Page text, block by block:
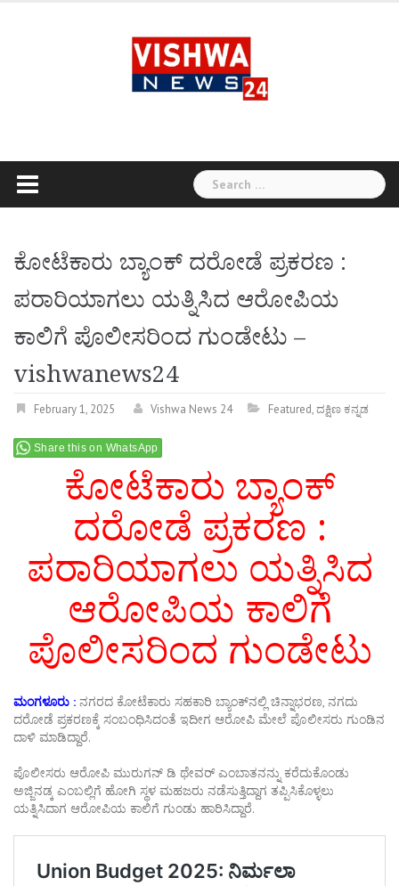
Search
for:
ಕೋಟೆಕಾರು ಬ್ಯಾಂಕ್ ದರೋಡೆ ಪ್ರಕರಣ :
ಪರಾರಿಯಾಗಲು ಯತ್ನಿಸಿದ ಆರೋಪಿಯ
ಕಾಲಿಗೆ ಪೊಲೀಸರಿಂದ ಗುಂಡೇಟು –
vishwanews24
February 1, 2025 Vishwa News 24 Featured,ದಕ್ಷಿಣ ಕನ್ನಡ
Share this on WhatsApp
ಕೋಟೆಕಾರು ಬ್ಯಾಂಕ್
ದರೋಡೆ ಪ್ರಕರಣ :
ಪರಾರಿಯಾಗಲು ಯತ್ನಿಸಿದ
ಆರೋಪಿಯ ಕಾಲಿಗೆ
ಪೊಲೀಸರಿಂದ ಗುಂಡೇಟು
ಮಂಗಳೂರು : ನಗರದ ಕೋಟೆಕಾರು ಸಹಕಾರಿ ಬ್ಯಾಂಕ್​​ನಲ್ಲಿ ಚಿನ್ನಾಭರಣ, ನಗದು
ದರೋಡೆ ಪ್ರಕರಣಕ್ಕೆ ಸಂಬಂಧಿಸಿದಂತೆ ಇದೀಗ ಆರೋಪಿ ಮೇಲೆ ಪೊಲೀಸರು ಗುಂಡಿನ
ದಾಳಿ ಮಾಡಿದ್ದಾರೆ.
ಪೊಲೀಸರು ಆರೋಪಿ ಮುರುಗನ್ ಡಿ ಥೇವರ್ ಎಂಬಾತನನ್ನು ಕರೆದುಕೊಂಡು
ಅಜ್ಜಿನಡ್ಕ ಎಂಬಲ್ಲಿಗೆ ಹೋಗಿ ಸ್ಥಳ ಮಹಜರು ನಡೆಸುತ್ತಿದ್ದಾಗ ತಪ್ಪಿಸಿಕೊಳ್ಳಲು
ಯತ್ನಿಸಿದಾಗ ಆರೋಪಿಯ ಕಾಲಿಗೆ ಗುಂಡು ಹಾರಿಸಿದ್ದಾರೆ.